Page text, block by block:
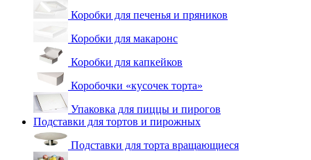
Коробки для печенья и пряников
Коробки для макаронс
Коробки для капкейков
Коробочки «кусочек торта»
Упаковка для пиццы и пирогов
Подставки для тортов и пирожных
Подставки для торта вращающиеся